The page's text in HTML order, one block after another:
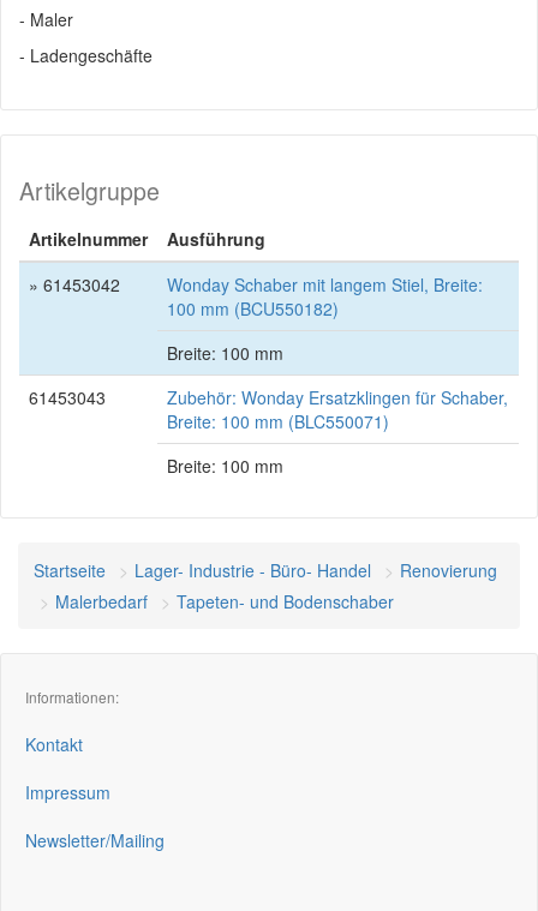
- Maler
- Ladengeschäfte
Artikelgruppe
Artikelnummer
Ausführung
» 61453042
Wonday Schaber mit langem Stiel, Breite:
100 mm (BCU550182)
Breite: 100 mm
61453043
Zubehör: Wonday Ersatzklingen für Schaber,
Breite: 100 mm (BLC550071)
Breite: 100 mm
Startseite Lager- Industrie - Büro- Handel
Renovierung
Malerbedarf
Tapeten- und Bodenschaber
Informationen:
Kontakt
Impressum
Newsletter/Mailing